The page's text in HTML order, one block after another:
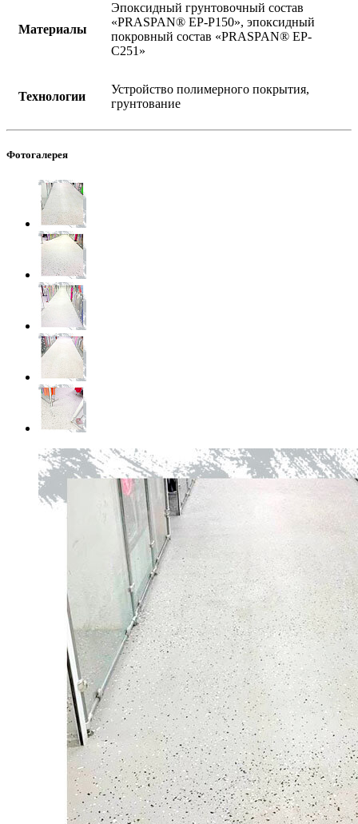
Материалы
Эпоксидный грунтовочный состав
«PRASPAN® EP-P150», эпоксидный
покровный состав «PRASPAN® EP-
C251»
Технологии
Устройство полимерного покрытия,
грунтование
Фотогалерея